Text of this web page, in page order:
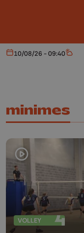
Aujourd'hui
10/08/26 - 09:40 Météo
minimes
VOLLEY